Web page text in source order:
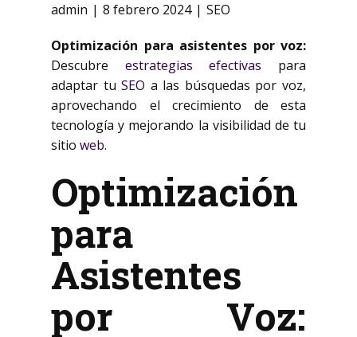
admin 8 febrero 2024 SEO
Optimización para asistentes por voz:
Descubre estrategias efectivas para
adaptar tuSEO a las búsquedas por voz,
aprovechando el crecimiento de esta
tecnología y mejorando la visibilidad de tu
sitio web.
Optimización
para
Asistentes
por Voz: